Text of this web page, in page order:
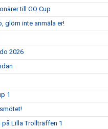
till GO Cup
glöm inte anmäla er!
2026
1
Lilla Trollträffen 1